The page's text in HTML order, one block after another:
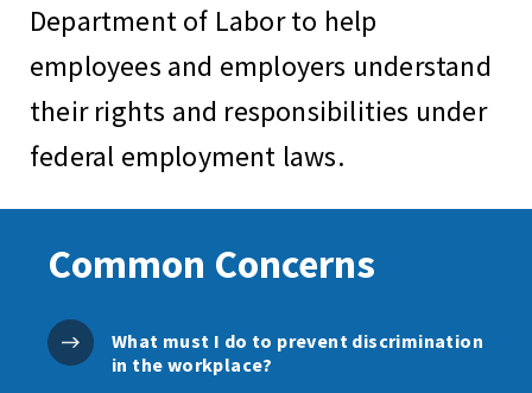
Department of Labor to help
employees and employers understand
their rights and responsibilities under
federal employment laws.
Common Concerns
What must I do to prevent discrimination
in the workplace?